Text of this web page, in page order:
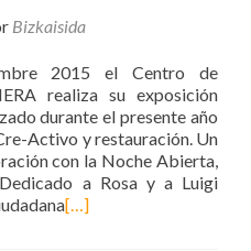
Bizkaisida
2015 el Centro de
realiza su exposición
durante el presente año
Activo y restauración. Un
con la Noche Abierta,
a Rosa y a Luigi
[…]